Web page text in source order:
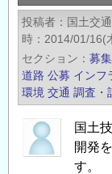
続
き
始
の
公
示
国
土
技
術
政
総
合
投稿者 国土交
時
2014/01/16(
セクション
募
道路 公募 インフ
環境 交通 調査・
国土
開発
す。